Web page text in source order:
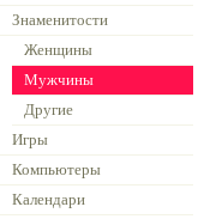
Знаменитости
Женщины
Мужчины
Другие
Игры
Компьютеры
Календари